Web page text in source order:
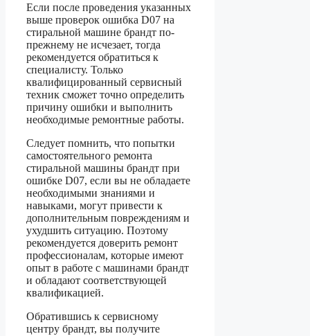
Если после проведения указанных
выше проверок ошибка D07 на
стиральной машине брандт по-
прежнему не исчезает, тогда
рекомендуется обратиться к
специалисту. Только
квалифицированный сервисный
техник сможет точно определить
причину ошибки и выполнить
необходимые ремонтные работы.
Следует помнить, что попытки
самостоятельного ремонта
стиральной машины брандт при
ошибке D07, если вы не обладаете
необходимыми знаниями и
навыками, могут привести к
дополнительным повреждениям и
ухудшить ситуацию. Поэтому
рекомендуется доверить ремонт
профессионалам, которые имеют
опыт в работе с машинами брандт
и обладают соответствующей
квалификацией.
Обратившись к сервисному
центру брандт, вы получите